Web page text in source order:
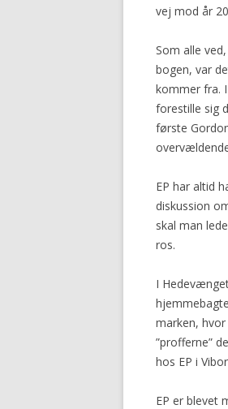
vej mod år
Som alle
bogen, var
kommer fra.
forestille sig
første
EP har altid
diskussion
skal man
ros.
I
marken,
”profferne”
hos EP i
EP er blevet